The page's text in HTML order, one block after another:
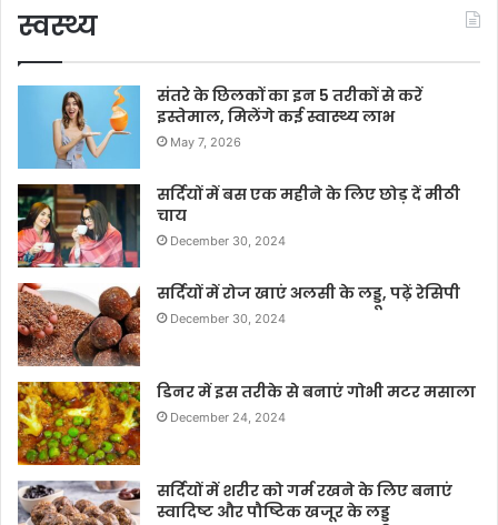
स्वस्थ्य
संतरे के छिलकों का इन 5 तरीकों से करें
इस्तेमाल, मिलेंगे कई स्वास्थ्य लाभ
May 7, 2026
सर्दियों में बस एक महीने के लिए छोड़ दें मीठी
चाय
December 30, 2024
सर्दियों में रोज खाएं अलसी के लड्डू, पढ़ें रेसिपी
December 30, 2024
डिनर में इस तरीके से बनाएं गोभी मटर मसाला
December 24, 2024
सर्दियों में शरीर को गर्म रखने के लिए बनाएं
स्वादिष्ट और पौष्टिक खजूर के लड्डू